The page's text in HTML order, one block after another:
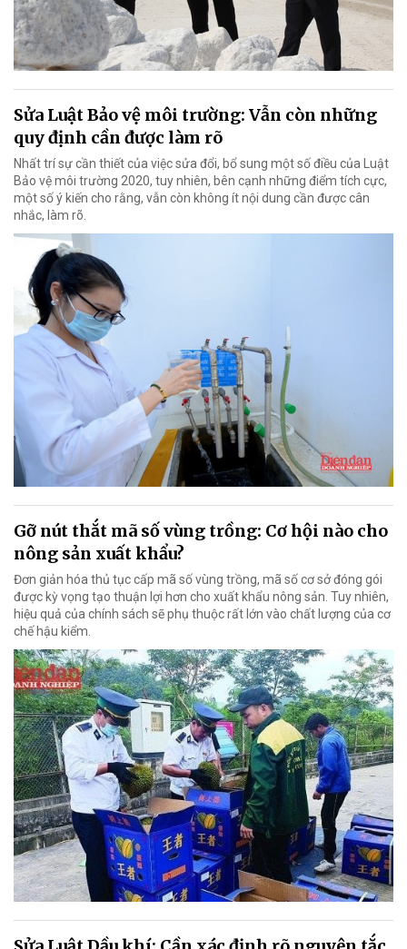
Sửa Luật Bảo vệ môi trường: Vẫn còn những
quy định cần được làm rõ
Nhất trí sự cần thiết của việc sửa đổi, bổ sung một số điều của Luật
Bảo vệ môi trường 2020, tuy nhiên, bên cạnh những điểm tích cực,
một số ý kiến cho rằng, vẫn còn không ít nội dung cần được cân
nhắc, làm rõ.
Gỡ nút thắt mã số vùng trồng: Cơ hội nào cho
nông sản xuất khẩu?
Đơn giản hóa thủ tục cấp mã số vùng trồng, mã số cơ sở đóng gói
được kỳ vọng tạo thuận lợi hơn cho xuất khẩu nông sản. Tuy nhiên,
hiệu quả của chính sách sẽ phụ thuộc rất lớn vào chất lượng của cơ
chế hậu kiểm.